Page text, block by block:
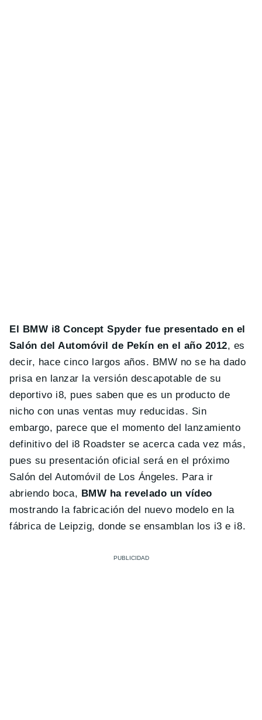
El BMW i8 Concept Spyder fue presentado en el
Salón del Automóvil de Pekín en el año 2012, es
decir, hace cinco largos años. BMW no se ha dado
prisa en lanzar la versión descapotable de su
deportivo i8, pues saben que es un producto de
nicho con unas ventas muy reducidas. Sin
embargo, parece que el momento del lanzamiento
definitivo del i8 Roadster se acerca cada vez más,
pues su presentación oficial será en el próximo
Salón del Automóvil de Los Ángeles. Para ir
abriendo boca, BMW ha revelado un vídeo
mostrando la fabricación del nuevo modelo en la
fábrica de Leipzig, donde se ensamblan los i3 e i8.